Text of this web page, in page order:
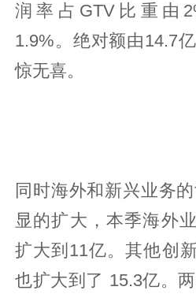
润率占GTV比重由
1.9%。绝对额由14.7
惊无喜。
同时海外和新兴业务
显的扩大，本季海外
扩大到11亿。其他创
也扩大到了 15.3亿。